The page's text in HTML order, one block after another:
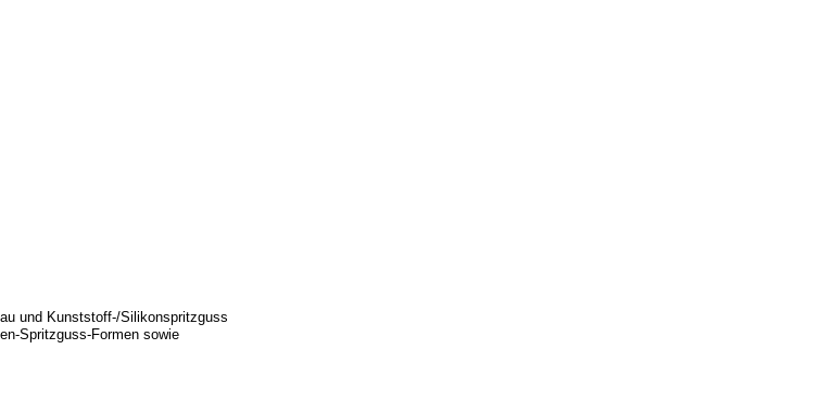
und Kunststoff-/Silikonspritzguss
Spritzguss-Formen sowie